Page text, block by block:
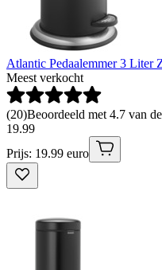
Atlantic Pedaalemmer 3 Liter
Meest verkocht
(20)Beoordeeld met 4.7 van
19.99
Prijs: 19.99 euro